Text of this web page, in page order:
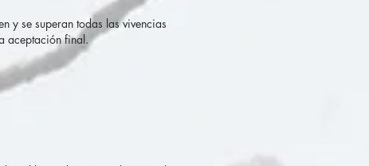
y se superan todas las vivencias
aceptación final.